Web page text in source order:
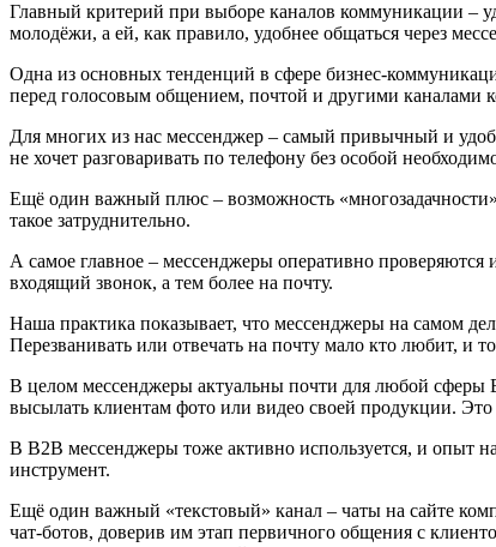
Главный критерий при выборе каналов коммуникации –
молодёжи, а ей, как правило, удобнее общаться через
Одна из основных тенденций в сфере бизнес-
перед голосовым общением, почтой и другими каналами
Для многих из нас мессенджер – самый привычный и
не хочет разговаривать по телефону без особой
Ещё один важный плюс – возможность
такое затруднительно.
А самое главное – мессенджеры оперативно
входящий звонок, а тем более на почту.
Наша практика показывает, что мессенджеры на самом
Перезванивать или отвечать на почту мало кто любит, и
В целом мессенджеры актуальны почти для любой сферы
высылать клиентам фото или видео своей продукции.
В В2В мессенджеры тоже активно используется, и опыт
инструмент.
Ещё один важный «текстовый» канал – чаты на сайте
чат-ботов, доверив им этап первичного общения с